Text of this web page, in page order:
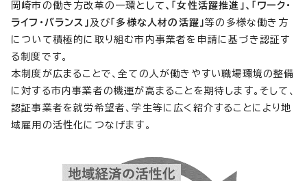
岡崎市の働き方改革の一環として 、「女性活躍推進」、「ワーク・
ライフ・バランス」 及び「多様な人材の活躍」等の多様な働き方
について積極的に取り組む市内事業者を申請に基づき認証す
る制度です。
本制度が広まることで、全ての人が働きやすい職場環境の整備
に対する市内事業者の機運が高まることを期待します。そして、
認証事業者を就労希望者、学生等に広く紹介することにより地
域雇用の活性化につなげます。